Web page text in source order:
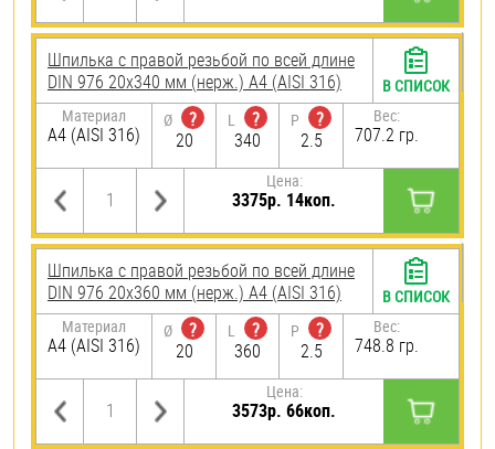
Шпилька с правой резьбой по всей длине
DIN 976 20х340 мм (нерж.) A4 (AISI 316)
Материал
A4 (AISI 316)
Ø
?
20
L
?
340
P
?
2.5
Вес:
707.2 гр.
Цена:
3375р. 14коп.
В СПИСОК
Шпилька с правой резьбой по всей длине
DIN 976 20х360 мм (нерж.) A4 (AISI 316)
Материал
A4 (AISI 316)
Ø
?
20
L
?
360
P
?
2.5
Вес:
748.8 гр.
Цена:
3573р. 66коп.
В СПИСОК